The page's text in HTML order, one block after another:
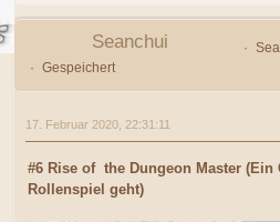
Seanchui
Gespeichert
17. Februar 2020, 22:31:11
#6 Rise of the Dungeon Master (Ein
Rollenspiel geht)